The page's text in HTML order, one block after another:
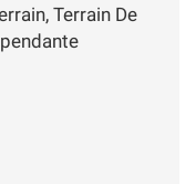
Terrain De